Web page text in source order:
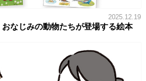
2025.12.19
なじみの動物たちが登場する絵本